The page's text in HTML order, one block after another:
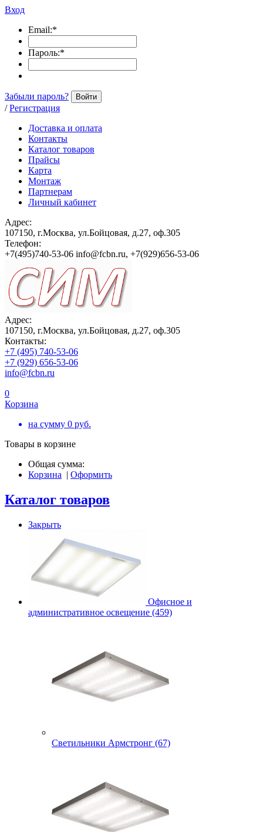
Вход
Email:*
Пароль:*
Забыли пароль? Войти
/ Регистрация
Доставка и оплата
Контакты
Каталог товаров
Прайсы
Карта
Монтаж
Партнерам
Личный кабинет
Адрес:
107150, г.Москва, ул.Бойцовая, д.27, оф.305
Телефон:
+7(495)740-53-06 info@fcbn.ru, +7(929)656-53-06
Адрес:
107150, г.Москва, ул.Бойцовая, д.27, оф.305
Контакты:
+7 (495) 740-53-06
+7 (929) 656-53-06
info@fcbn.ru
0
Корзина
на сумму 0 руб.
Товары в корзине
Общая сумма:
Корзина | Оформить
Каталог товаров
Закрыть
Офисное и
административное освещение (459)
Светильники Армстронг (67)